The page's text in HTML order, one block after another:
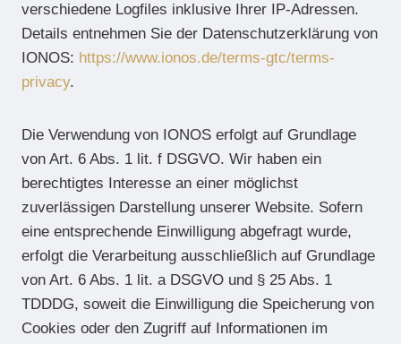
verschiedene Logfiles inklusive Ihrer IP-Adressen.
Details entnehmen Sie der Datenschutzerklärung von
IONOS: https://www.ionos.de/terms-gtc/terms-
privacy.
Die Verwendung von IONOS erfolgt auf Grundlage
von Art. 6 Abs. 1 lit. f DSGVO. Wir haben ein
berechtigtes Interesse an einer möglichst
zuverlässigen Darstellung unserer Website. Sofern
eine entsprechende Einwilligung abgefragt wurde,
erfolgt die Verarbeitung ausschließlich auf Grundlage
von Art. 6 Abs. 1 lit. a DSGVO und § 25 Abs. 1
TDDDG, soweit die Einwilligung die Speicherung von
Cookies oder den Zugriff auf Informationen im